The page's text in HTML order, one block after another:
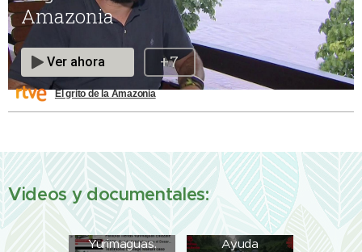
El grito de la Amazonia
Videos y documentales:
Lista
reproducción
Caso
Yurimaguas.
Ayuda